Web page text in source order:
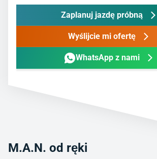
M.A.N. od ręki
Zaplanuj jazdę próbną
Wyślijcie mi ofertę
WhatsApp z nami